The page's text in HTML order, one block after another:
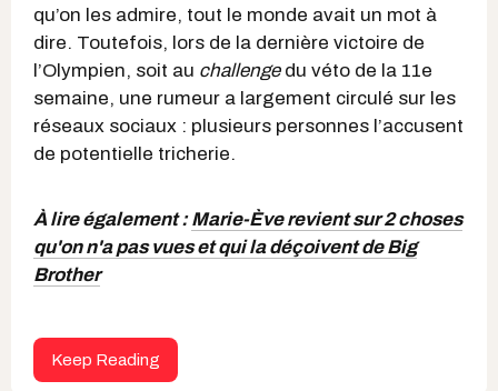
qu’on les admire, tout le monde avait un mot à
dire. Toutefois, lors de la dernière victoire de
l’Olympien, soit au challenge du véto de la 11e
semaine, une rumeur a largement circulé sur les
réseaux sociaux : plusieurs personnes l’accusent
de potentielle tricherie.
À lire également :Marie-Ève revient sur 2 choses
qu'on n'a pas vues et qui la déçoivent de Big
Brother
Keep Reading